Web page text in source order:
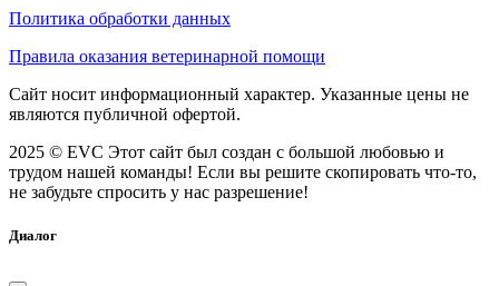
Политика обработки данных
Правила оказания ветеринарной помощи
Сайт носит информационный характер. Указанные цены не
являются публичной офертой.
2025 © EVC Этот сайт был создан с большой любовью и
трудом нашей команды! Если вы решите скопировать что-то,
не забудьте спросить у нас разрешение!
Диалог